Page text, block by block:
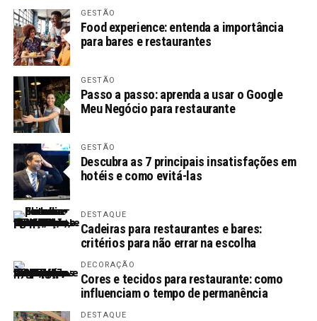
GESTÃO
Food experience: entenda a importância
para bares e restaurantes
GESTÃO
Passo a passo: aprenda a usar o Google
Meu Negócio para restaurante
GESTÃO
Descubra as 7 principais insatisfações em
hotéis e como evitá-las
DESTAQUE
Cadeiras para restaurantes e bares:
critérios para não errar na escolha
DECORAÇÃO
Cores e tecidos para restaurante: como
influenciam o tempo de permanência
DESTAQUE